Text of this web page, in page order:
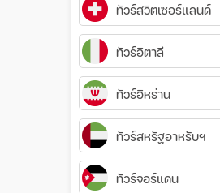
ทัวร์สวิตเซอร์แลนด์
ทัวร์อิตาลี
ทัวร์อิหร่าน
ทัวร์สหรัฐอาหรับฯ
ทัวร์จอร์แดน